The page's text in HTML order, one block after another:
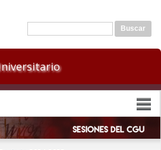
Formulario de búsqueda
Buscar